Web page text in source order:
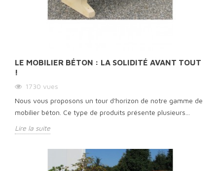
LE MOBILIER BÉTON : LA SOLIDITÉ AVANT TOUT
!
1730 vues
Nous vous proposons un tour d'horizon de notre gamme de
mobilier béton. Ce type de produits présente plusieurs...
Lire la suite